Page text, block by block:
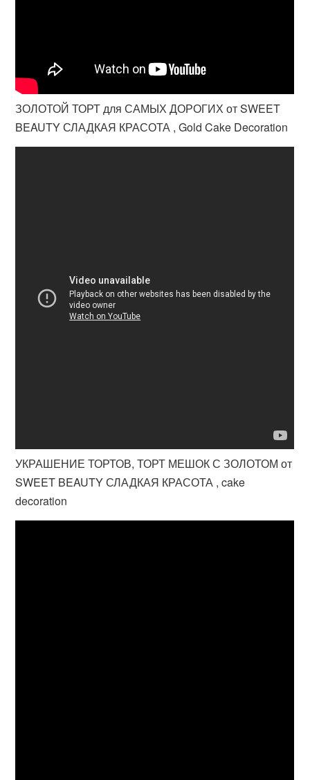
ЗОЛОТОЙ ТОРТ для САМЫХ ДОРОГИХ от SWEET
BEAUTY СЛАДКАЯ КРАСОТА , Gold Cake Decoration
УКРАШЕНИЕ ТОРТОВ, ТОРТ МЕШОК С ЗОЛОТОМ от
SWEET BEAUTY СЛАДКАЯ КРАСОТА , cake
decoration